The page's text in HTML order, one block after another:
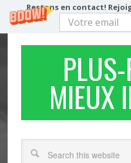
Restons en contact!
MIEUX